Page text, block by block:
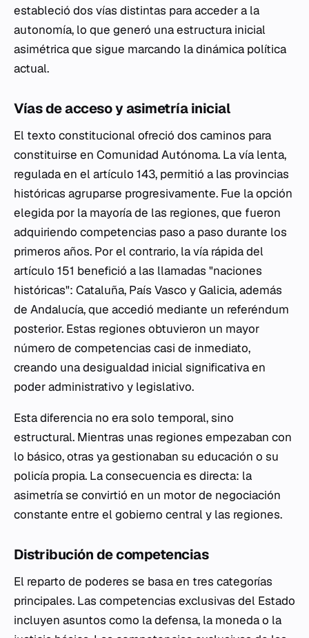
estableció dos vías distintas para acceder a la
autonomía, lo que generó una estructura inicial
asimétrica que sigue marcando la dinámica política
actual.
Vías de acceso y asimetría inicial
El texto constitucional ofreció dos caminos para
constituirse en Comunidad Autónoma. La vía lenta,
regulada en el artículo 143, permitió a las provincias
históricas agruparse progresivamente. Fue la opción
elegida por la mayoría de las regiones, que fueron
adquiriendo competencias paso a paso durante los
primeros años. Por el contrario, la vía rápida del
artículo 151 benefició a las llamadas "naciones
históricas": Cataluña, País Vasco y Galicia, además
de Andalucía, que accedió mediante un referéndum
posterior. Estas regiones obtuvieron un mayor
número de competencias casi de inmediato,
creando una desigualdad inicial significativa en
poder administrativo y legislativo.
Esta diferencia no era solo temporal, sino
estructural. Mientras unas regiones empezaban con
lo básico, otras ya gestionaban su educación o su
policía propia. La consecuencia es directa: la
asimetría se convirtió en un motor de negociación
constante entre el gobierno central y las regiones.
Distribución de competencias
El reparto de poderes se basa en tres categorías
principales. Las competencias exclusivas del Estado
incluyen asuntos como la defensa, la moneda o la